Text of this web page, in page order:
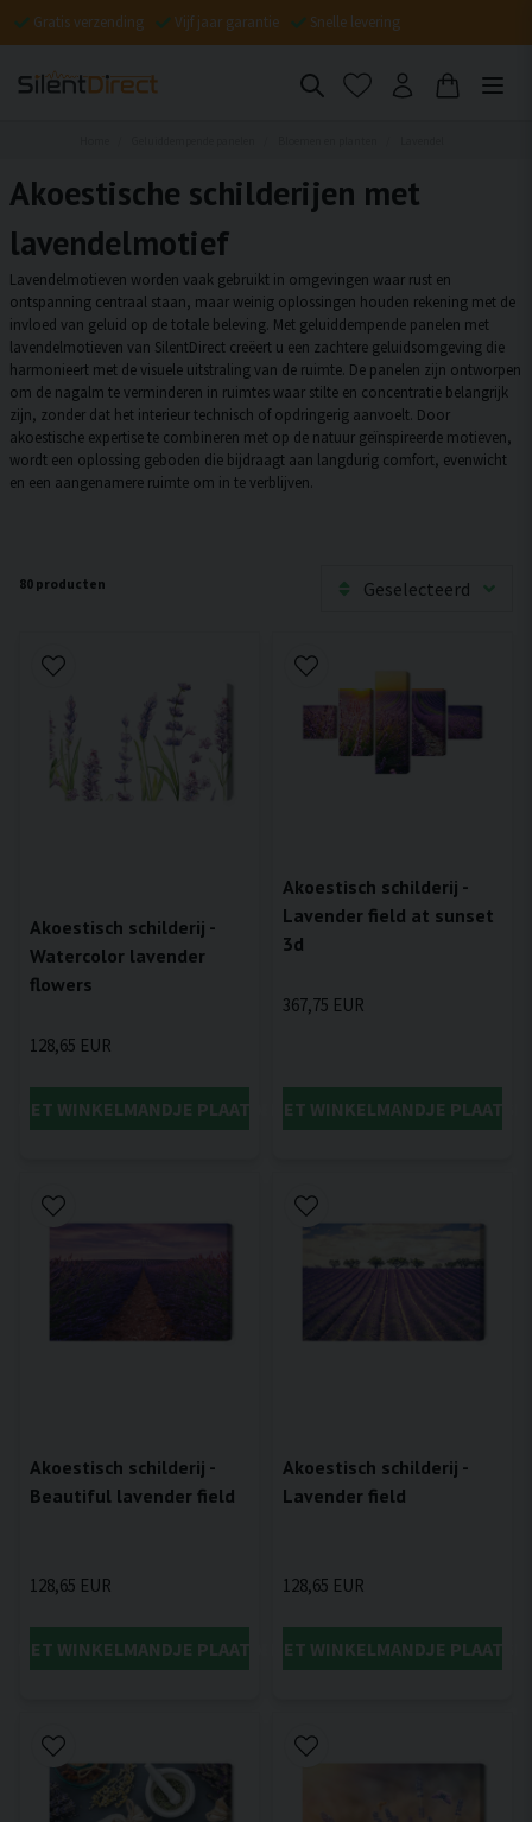
Gratis verzending Vijf jaar garantie Snelle levering
Akoestische schilderijen met
lavendelmotief
Lavendelmotieven worden vaak gebruikt in omgevingen waar rust en
ontspanning centraal staan, maar weinig oplossingen houden rekening met de
invloed van geluid op de totale beleving. Met geluiddempende panelen met
lavendelmotieven van SilentDirect creëert u een zachtere geluidsomgeving die
harmonieert met de visuele uitstraling van de ruimte. De panelen zijn ontworpen
om de nagalm te verminderen in ruimtes waar stilte en concentratie belangrijk
zijn, zonder dat het interieur technisch of opdringerig aanvoelt. Door
akoestische expertise te combineren met op de natuur geïnspireerde motieven,
wordt een oplossing geboden die bijdraagt aan langdurig comfort, evenwicht
en een aangenamere ruimte om in te verblijven.
80 producten Geselecteerd
Akoestisch schilderij -
Watercolor lavender
flowers
128,65 EUR
HET WINKELMANDJE PLAATSEN
Akoestisch schilderij -
Lavender field at sunset
3d
367,75 EUR
IN HET WINKELMANDJE
Akoestisch schilderij -
Beautiful lavender field
128,65 EUR
HET WINKELMANDJE PLAATSEN
Akoestisch schilderij -
Lavender field
128,65 EUR
IN HET WINKELMANDJE